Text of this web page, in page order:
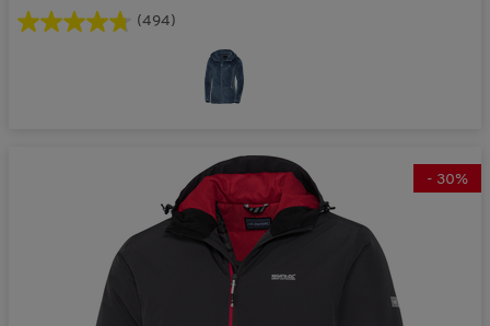
(494)
- 30%